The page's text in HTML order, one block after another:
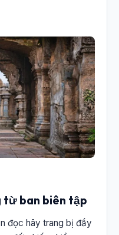
từ ban biên tập
đọc hãy trang bị đầy